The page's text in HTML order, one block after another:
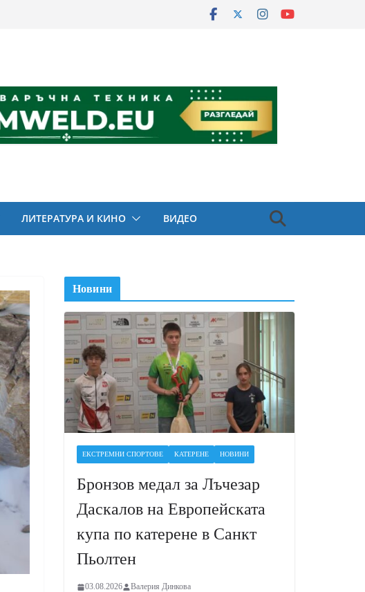
ЛИТЕРАТУРА И КИНО ВИДЕО
Новини
ЕКСТРЕМНИ СПОРТОВЕ КАТЕРЕНЕ НОВИНИ
Бронзов медал за Лъчезар
Даскалов на Европейската
купа по катерене в Санкт
Пьолтен
03.08.2026 Валерия Динкова